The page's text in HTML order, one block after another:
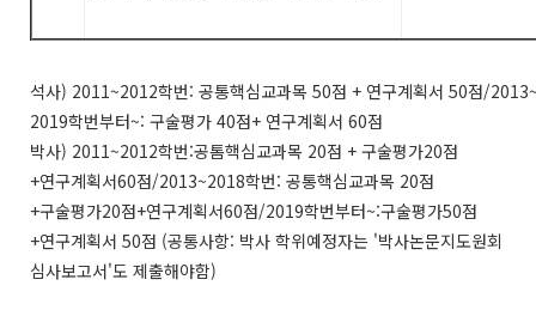
석사) 2011~2012학번: 공통핵심교과목 50점 + 연구계획서 50점/
2019학번부터~: 구술평가 40점+ 연구계획서 60점
박사) 2011~2012학번:공톰핵심교과목 20점 + 구술평가20점
+연구계획서60점/2013~2018학번: 공통핵심교과목 20점
+구술평가20점+연구계획서60점/2019학번부터~:구술평가50점
+연구계획서 50점 (공통사항: 박사 학위예정자는 '박사논문지도원회
심사보고서'도 제출해야함)